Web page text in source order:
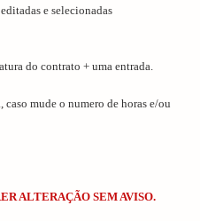
e selecionadas
do contrato + uma entrada.
mude o numero de horas e/ou
ALTERAÇÃO SEM AVISO.